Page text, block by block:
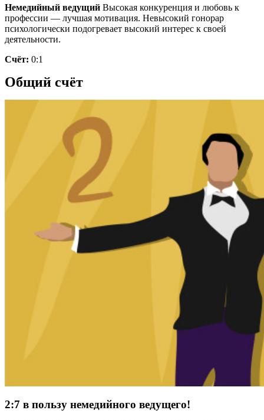
Немедийный ведущий Высокая конкуренция и любовь к
профессии — лучшая мотивация. Невысокий гонорар
психологически подогревает высокий интерес к своей
деятельности.
Счёт: 0:1
Общий счёт
2:7 в пользу немедийного ведущего!